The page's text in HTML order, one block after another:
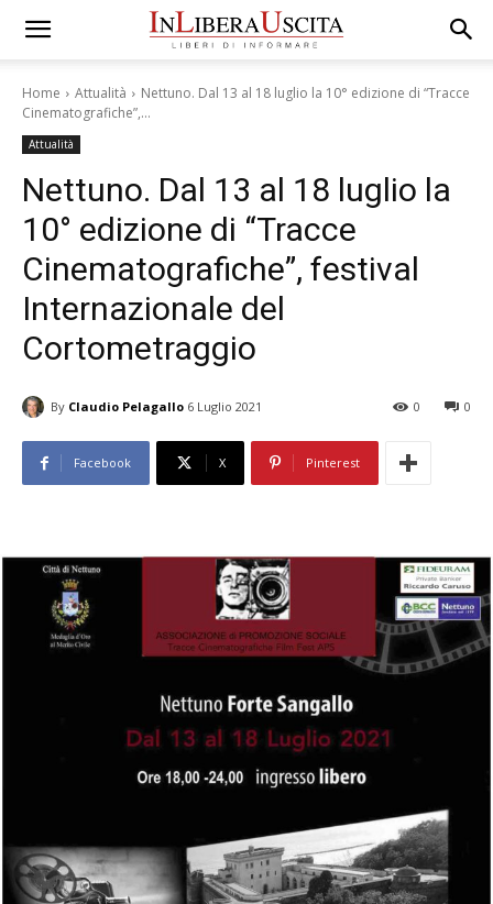
Home Attualità
Nettuno. Dal 13 al 18 luglio la 10° edizione di “Tracce
Cinematografiche”,...
Attualità
Nettuno. Dal 13 al 18 luglio la
10° edizione di “Tracce
Cinematografiche”, festival
Internazionale del
Cortometraggio
By Claudio Pelagallo 6 Luglio 2021 0
0
Facebook X Pinterest